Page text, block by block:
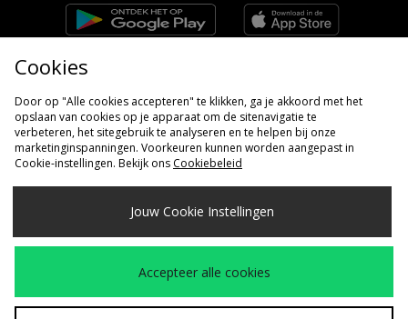
Door je e-mailadres in te voeren word je aangemeld voor het ontvangen
Cookies
Door op "Alle cookies accepteren" te klikken, ga je akkoord met het
opslaan van cookies op je apparaat om de sitenavigatie te
verbeteren, het sitegebruik te analyseren en te helpen bij onze
marketinginspanningen. Voorkeuren kunnen worden aangepast in
Cookie-instellingen. Bekijk ons Cookiebeleid
Jouw Cookie Instellingen
Accepteer alle cookies